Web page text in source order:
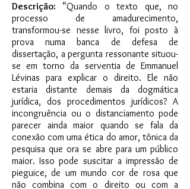
Descrição: “Quando o texto que, no
processo de amadurecimento,
transformou-se nesse livro, foi posto à
prova numa banca de defesa de
dissertação, a pergunta ressonante situou-
se em torno da serventia de Emmanuel
Lévinas para explicar o direito. Ele não
estaria distante demais da dogmática
jurídica, dos procedimentos jurídicos? A
incongruência ou o distanciamento pode
parecer ainda maior quando se fala da
conexão com uma ética do amor, tônica da
pesquisa que ora se abre para um público
maior. Isso pode suscitar a impressão de
pieguice, de um mundo cor de rosa que
não combina com o direito ou com a